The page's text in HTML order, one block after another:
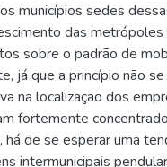
municípios sedes
das metrópoles
sobre o padrão de
já que a princípio não
na localização dos
fortemente
há de se esperar uma
intermunicipais